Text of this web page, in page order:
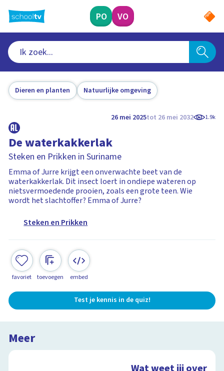
naar
hoofdinhoud
PO VO
Dieren en planten Natuurlijke omgeving
26 mei 2025tot 26 mei 2032 1.9k
De waterkakkerlak
Steken en Prikken in Suriname
Emma of Jurre krijgt een onverwachte beet van de
waterkakkerlak. Dit insect loert in ondiepe wateren op
nietsvermoedende prooien, zoals een grote teen. Wie
wordt het slachtoffer? Emma of Jurre?
Steken en Prikken
favoriet toevoegen embed
Test je kennis in de quiz!
Meer